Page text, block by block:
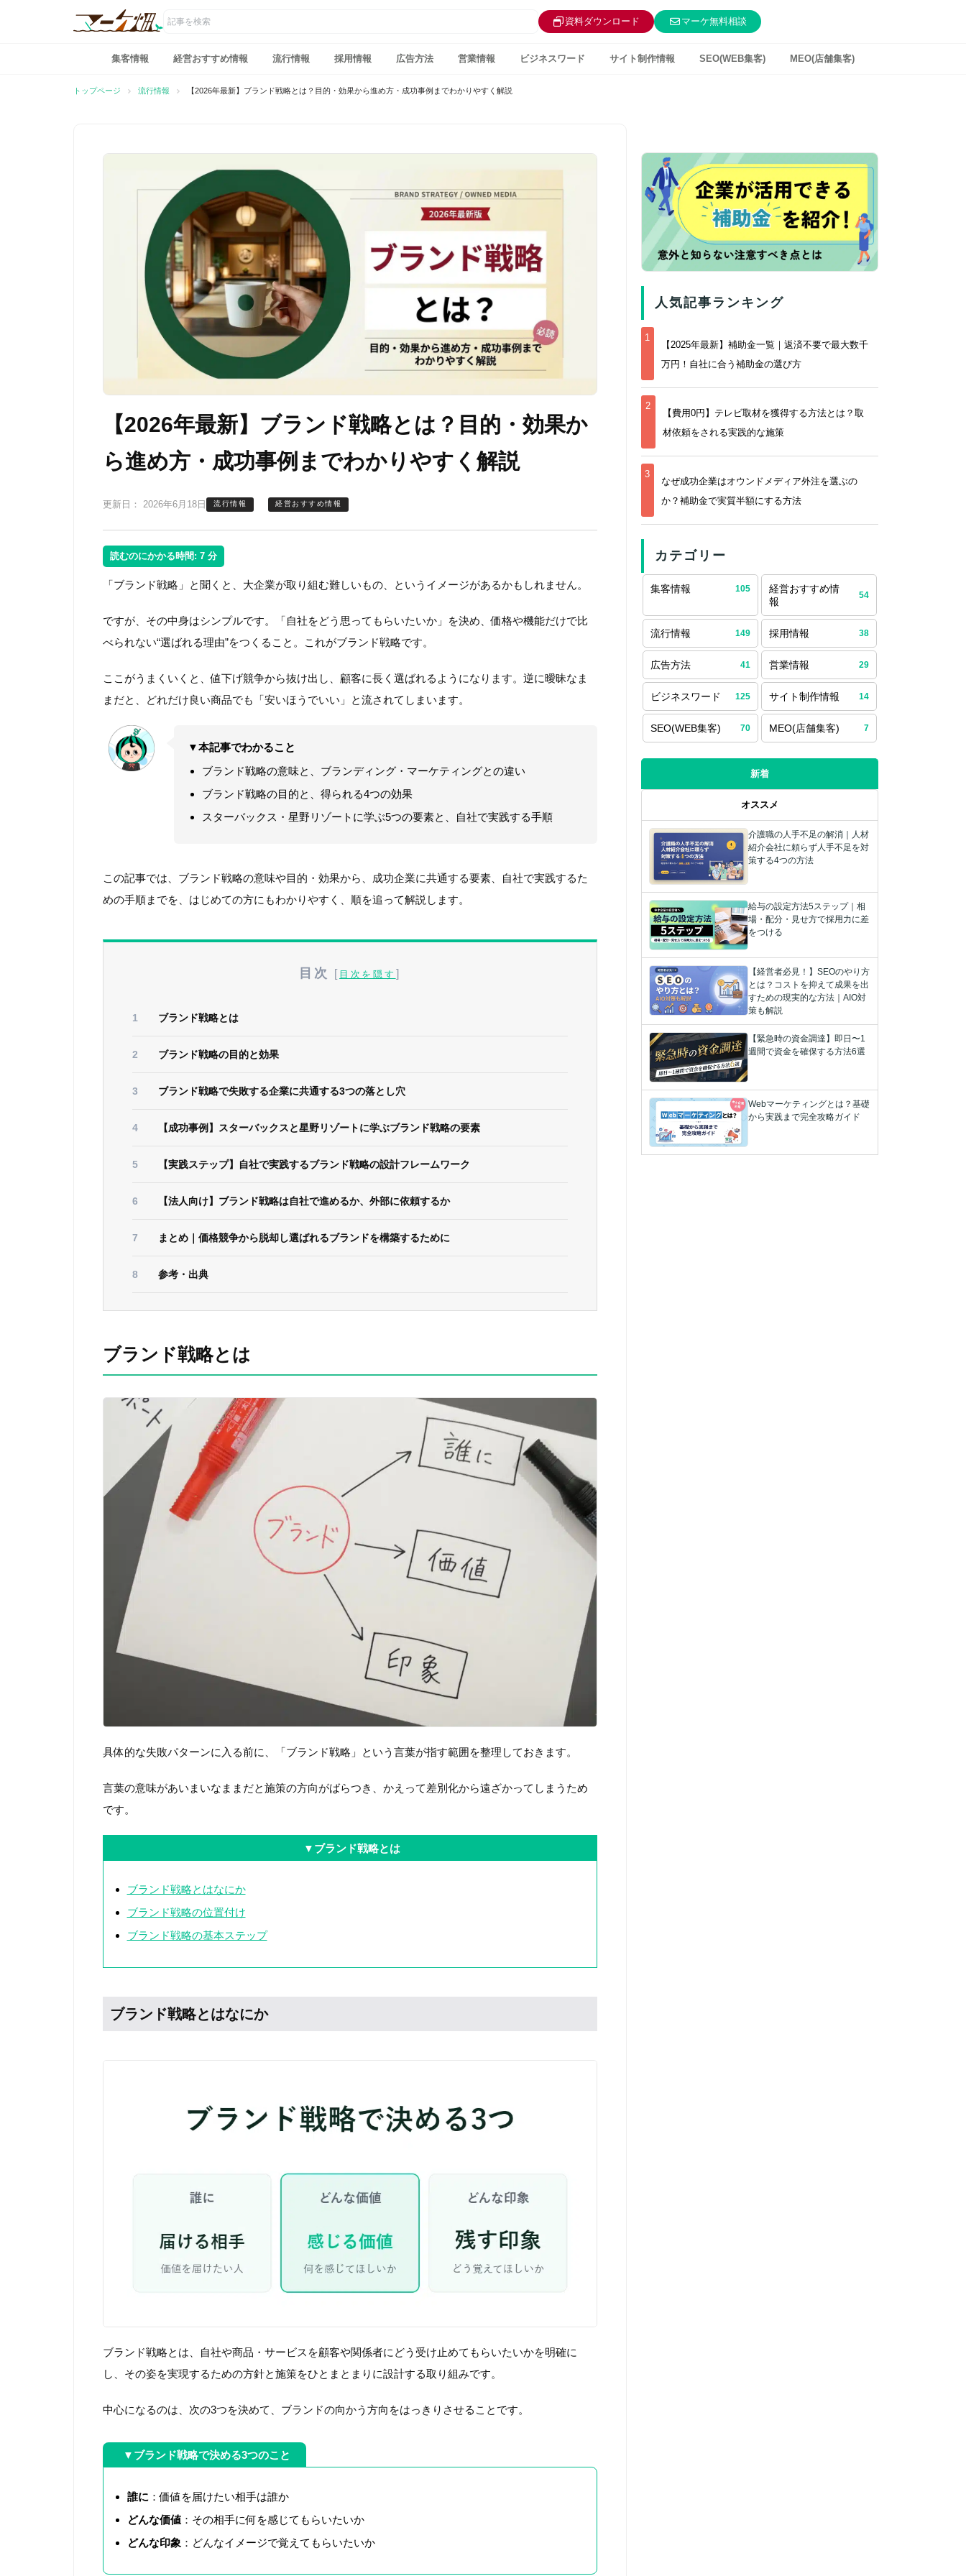
マーケ畑 資料ダウンロード マーケ無料相談
集客情報 経営おすすめ情報 流行情報 採用情報 広告方法 営業情報 ビジネスワード サイト制作情報 SEO(WEB集客) MEO(店舗集客)
トップページ 流行情報 【2026年最新】ブランド戦略とは？目的・効果から進め方・成功事例までわかりやすく解説
【2026年最新】ブランド戦略とは？目的・効果か
ら進め方・成功事例までわかりやすく解説
更新日： 2026年6月18日 流行情報 経営おすすめ情報
読むのにかかる時間: 7 分
「ブランド戦略」と聞くと、大企業が取り組む難しいもの、というイメージがあるかもしれません。
ですが、その中身はシンプルです。「自社をどう思ってもらいたいか」を決め、価格や機能だけで比
べられない“選ばれる理由”をつくること。これがブランド戦略です。
ここがうまくいくと、値下げ競争から抜け出し、顧客に長く選ばれるようになります。逆に曖昧なま
まだと、どれだけ良い商品でも「安いほうでいい」と流されてしまいます。
▼本記事でわかること
ブランド戦略の意味と、ブランディング・マーケティングとの違い
ブランド戦略の目的と、得られる4つの効果
スターバックス・星野リゾートに学ぶ5つの要素と、自社で実践する手順
この記事では、ブランド戦略の意味や目的・効果から、成功企業に共通する要素、自社で実践するた
めの手順までを、はじめての方にもわかりやすく、順を追って解説します。
目次 [ 目次を隠す ]
ブランド戦略とは
ブランド戦略の目的と効果
ブランド戦略で失敗する企業に共通する3つの落とし穴
【成功事例】スターバックスと星野リゾートに学ぶブランド戦略の要素
【実践ステップ】自社で実践するブランド戦略の設計フレームワーク
【法人向け】ブランド戦略は自社で進めるか、外部に依頼するか
まとめ｜価格競争から脱却し選ばれるブランドを構築するために
参考・出典
ブランド戦略とは
具体的な失敗パターンに入る前に、「ブランド戦略」という言葉が指す範囲を整理しておきます。
言葉の意味があいまいなままだと施策の方向がばらつき、かえって差別化から遠ざかってしまうため
です。
▼ ブランド戦略とは
ブランド戦略とはなにか
ブランド戦略の位置付け
ブランド戦略の基本ステップ
ブランド戦略とはなにか
ブランド戦略とは、自社や商品・サービスを顧客や関係者にどう受け止めてもらいたいかを明確に
し、その姿を実現するための方針と施策をひとまとまりに設計する取り組みです。
中心になるのは、次の3つを決めて、ブランドの向かう方向をはっきりさせることです。
▼ブランド戦略で決める3つのこと
誰に ：価値を届けたい相手は誰か
どんな価値：その相手に何を感じてもらいたいか
どんな印象 ：どんなイメージで覚えてもらいたいか
人気記事ランキング
1
【2025年最新】補助金一覧｜返済不要で最大数千
万円！自社に合う補助金の選び方
2
【費用0円】テレビ取材を獲得する方法とは？取
材依頼をされる実践的な施策
3
なぜ成功企業はオウンドメディア外注を選ぶの
か？補助金で実質半額にする方法
カテゴリー
集客情報 105
経営おすすめ情
報
54
流行情報 149 採用情報 38
広告方法 41 営業情報 29
ビジネスワード 125 サイト制作情報 14
SEO(WEB集客) 70 MEO(店舗集客) 7
新着
オススメ
介護職の人手不足の解消｜人材
紹介会社に頼らず人手不足を対
策する4つの方法
給与の設定方法5ステップ｜相
場・配分・見せ方で採用力に差
をつける
【経営者必見！】SEOのやり方
とは？コストを抑えて成果を出
すための現実的な方法｜AIO対
策も解説
【緊急時の資金調達】即日〜1
週間で資金を確保する方法6選
Webマーケティングとは？基礎
から実践まで完全攻略ガイド